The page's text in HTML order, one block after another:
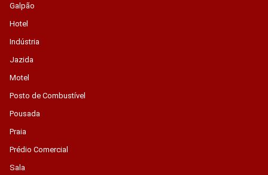
Galpão
Hotel
Indústria
Jazida
Motel
Posto de Combustível
Pousada
Praia
Prédio Comercial
Sala